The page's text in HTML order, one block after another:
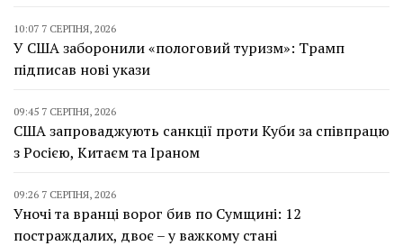
10:07 7 СЕРПНЯ, 2026
У США заборонили «пологовий туризм»: Трамп
підписав нові укази
09:45 7 СЕРПНЯ, 2026
США запроваджують санкції проти Куби за співпрацю
з Росією, Китаєм та Іраном
09:26 7 СЕРПНЯ, 2026
Уночі та вранці ворог бив по Сумщині: 12
постраждалих, двоє – у важкому стані